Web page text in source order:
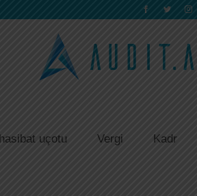
uçotu Vergi Kadr